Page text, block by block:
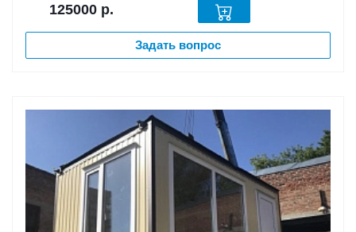
125000 р.
Задать вопрос